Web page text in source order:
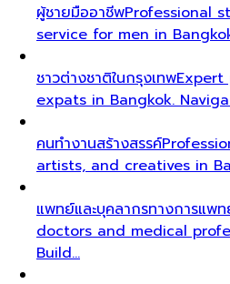
ผู้ชายมืออาชีพProfessional
service for men in
ชาวต่างชาติในกรุงเทพExpert
expats in Bangkok.
คนทำงานสร้างสรรค์
artists, and creatives in
แพทย์และบุคลากรทางการแพ
doctors and medical
Build…